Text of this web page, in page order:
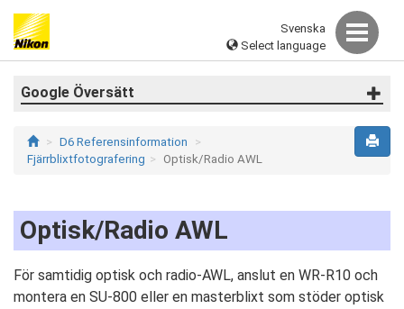
Svenska
Select language
Google Översätt
D6 Referensinformation
Fjärrblixtfotografering
Optisk/Radio AWL
Optisk/Radio AWL
För samtidig optisk och radio-AWL, anslut en WR-R10 och
montera en SU-800 eller en masterblixt som stöder optisk